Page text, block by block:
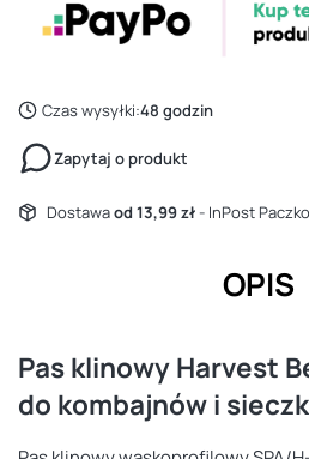
Czas wysyłki:48 godzin
Zapytaj o produkt
Dostawaod 13,99 zł- InPost
OPIS
Pas klinowy Harvest
do kombajnów i